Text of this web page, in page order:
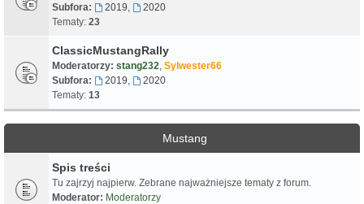
Subfora:
2019,
2020
Tematy: 23
ClassicMustangRally
Moderatorzy: stang232, Sylwester66
Subfora:
2019,
2020
Tematy: 13
Mustang
Spis treści
Tu zajrzyj najpierw. Zebrane najważniejsze tematy z forum.
Moderator: Moderatorzy